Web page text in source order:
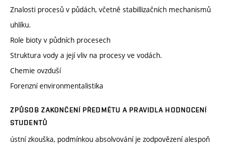
Znalosti procesů v půdách, včetně stabillizačních mechanismů
uhlíku.
Role bioty v půdních procesech
Struktura vody a její vliv na procesy ve vodách.
Chemie ovzduší
Forenzní environmentalistika
ZPŮSOB ZAKONČENÍ PŘEDMĚTU A PRAVIDLA HODNOCENÍ
STUDENTŮ
ústní zkouška, podmínkou absolvování je zodpovězení alespoň